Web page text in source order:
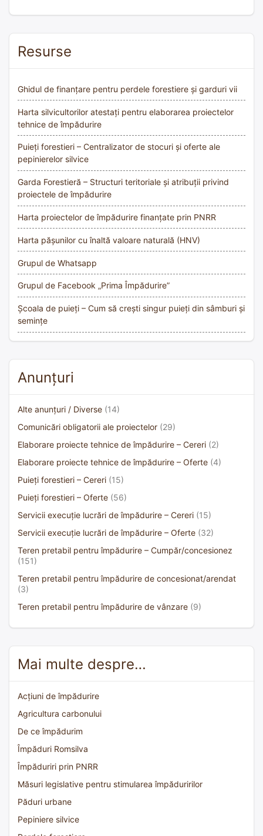
Resurse
Ghidul de finanțare pentru perdele forestiere și garduri vii
Harta silvicultorilor atestați pentru elaborarea proiectelor
tehnice de împădurire
Puieți forestieri – Centralizator de stocuri și oferte ale
pepinierelor silvice
Garda Forestieră – Structuri teritoriale și atribuții privind
proiectele de împădurire
Harta proiectelor de împădurire finanțate prin PNRR
Harta pășunilor cu înaltă valoare naturală (HNV)
Grupul de Whatsapp
Grupul de Facebook „Prima Împădurire”
Școala de puieți – Cum să crești singur puieți din sâmburi și
semințe
Anunțuri
Alte anunțuri / Diverse (14)
Comunicări obligatorii ale proiectelor (29)
Elaborare proiecte tehnice de împădurire – Cereri (2)
Elaborare proiecte tehnice de împădurire – Oferte (4)
Puieți forestieri – Cereri (15)
Puieți forestieri – Oferte (56)
Servicii execuție lucrări de împădurire – Cereri (15)
Servicii execuție lucrări de împădurire – Oferte (32)
Teren pretabil pentru împădurire – Cumpăr/concesionez
(151)
Teren pretabil pentru împădurire de concesionat/arendat
(3)
Teren pretabil pentru împădurire de vânzare (9)
Mai multe despre…
Acțiuni de împădurire
Agricultura carbonului
De ce împădurim
Împăduri Romsilva
Împăduriri prin PNRR
Măsuri legislative pentru stimularea împăduririlor
Păduri urbane
Pepiniere silvice